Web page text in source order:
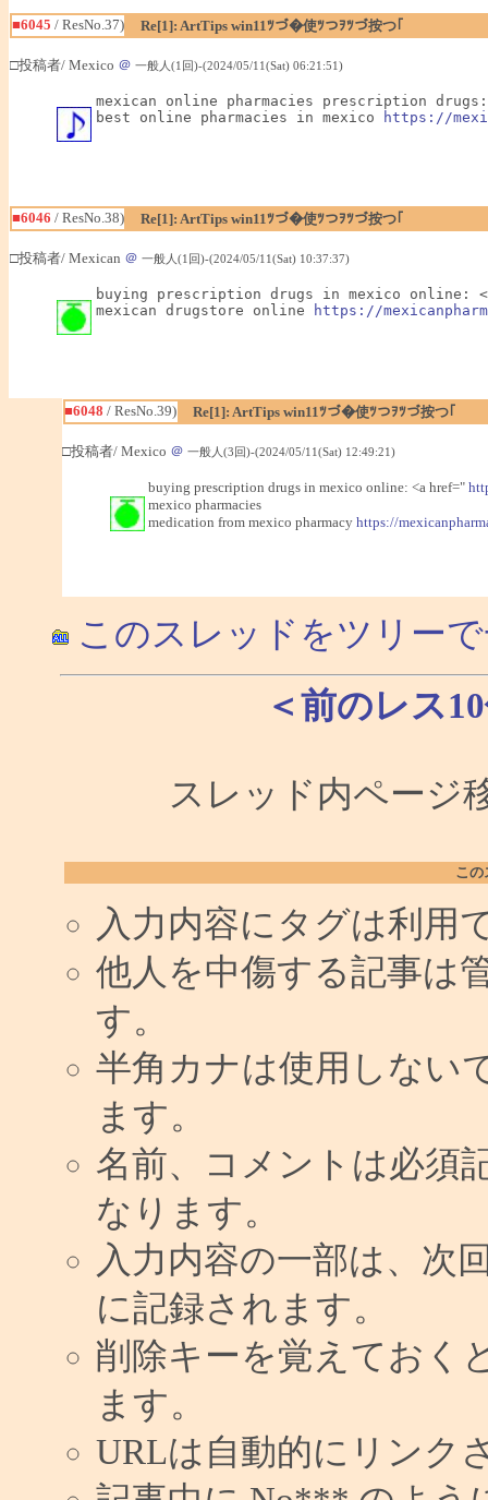
■6045 / ResNo.37) Re[1]: ArtTips win11ﾂづ�使ﾂつｦﾂづ按つ｢
□投稿者/ Mexico ＠ 一般人(1回)-(2024/05/11(Sat) 06:21:51)
mexican online pharmacies prescription
best online pharmacies in mexico
https://
■6046 / ResNo.38) Re[1]: ArtTips win11ﾂづ�使ﾂつｦﾂづ按つ｢
□投稿者/ Mexican ＠ 一般人(1回)-(2024/05/11(Sat) 10:37:37)
buying prescription drugs in mexico online:
mexican drugstore online
https://
■6048 / ResNo.39) Re[1]: ArtTips win11ﾂづ�使ﾂつｦﾂづ按つ｢
□投稿者/ Mexico ＠ 一般人(3回)-(2024/05/11(Sat) 12:49:21)
buying prescription drugs in mexico online: <a href="
mexico pharmacies
medication from mexico pharmacyhttps://
このスレッドをツリー
＜前のレス
スレッド内ページ
この
入力内容にタグは利用
他人を中傷する記事は
す。
半角カナは使用しない
ます。
名前、コメントは必須
なります。
入力内容の一部は、次
に記録されます。
削除キーを覚えておく
ます。
URLは自動的にリンク